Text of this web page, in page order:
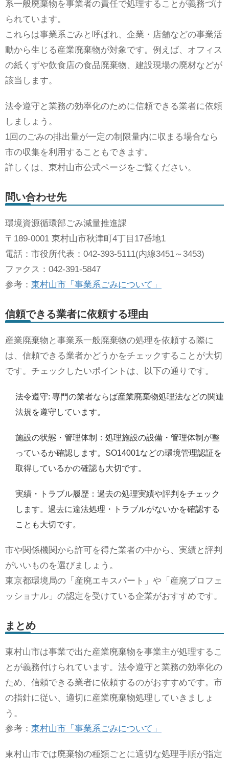
系一般廃棄物を事業者の責任で処理することが義務づけ
られています。
これらは事業系ごみと呼ばれ、企業・店舗などの事業活
動から生じる産業廃棄物が対象です。例えば、オフィス
の紙くずや飲食店の食品廃棄物、建設現場の廃材などが
該当します。
法令遵守と業務の効率化のために信頼できる業者に依頼
しましょう。
1回のごみの排出量が一定の制限量内に収まる場合なら
市の収集を利用することもできます。
詳しくは、東村山市公式ページをご覧ください。
問い合わせ先
環境資源循環部ごみ減量推進課
〒189-0001 東村山市秋津町4丁目17番地1
電話：市役所代表：042-393-5111(内線3451～3453)
ファクス：042-391-5847
参考： 東村山市「事業系ごみについて」
信頼できる業者に依頼する理由
産業廃棄物と事業系一般廃棄物の処理を依頼する際に
は、信頼できる業者かどうかをチェックすることが大切
です。チェックしたいポイントは、以下の通りです。
法令遵守: 専門の業者ならば産業廃棄物処理法などの関連
法規を遵守しています。
施設の状態・管理体制：処理施設の設備・管理体制が整
っているか確認します。SO14001などの環境管理認証を
取得しているかの確認も大切です。
実績・トラブル履歴：過去の処理実績や評判をチェック
します。過去に違法処理・トラブルがないかを確認する
ことも大切です。
市や関係機関から許可を得た業者の中から、実績と評判
がいいものを選びましょう。
東京都環境局の「産廃エキスパート」や「産廃プロフェ
ッショナル」の認定を受けている企業がおすすめです。
まとめ
東村山市は事業で出た産業廃棄物を事業主が処理するこ
とが義務付けられています。法令遵守と業務の効率化の
ため、信頼できる業者に依頼するのがおすすめです。市
の指針に従い、適切に産業廃棄物処理していきましょ
う。
参考： 東村山市「事業系ごみについて」
東村山市では廃棄物の種類ごとに適切な処理手順が指定